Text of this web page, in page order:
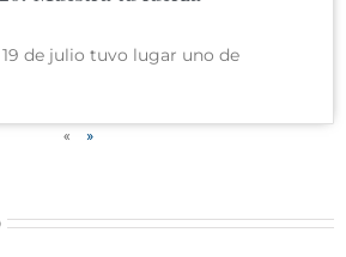
de julio tuvo lugar uno de
« »